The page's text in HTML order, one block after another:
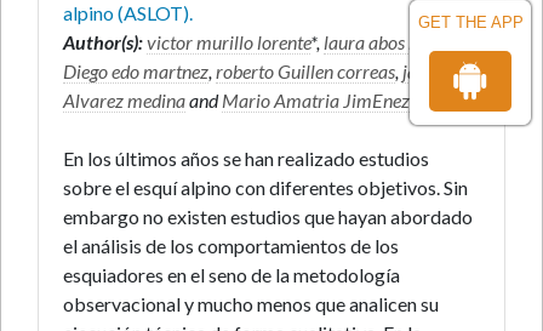
GET THE APP
alpino (ASLOT).
Author(s):victor murillo lorente*, laura abos bassa
Diego edo martnez,roberto Guillen correas, javier
Alvarez medinaandMario Amatria JimEnez
En los últimos años se han realizado estudios
sobre el esquí alpino con diferentes objetivos. Sin
embargo no existen estudios que hayan abordado
el análisis de los comportamientos de los
esquiadores en el seno de la metodología
observacional y mucho menos que analicen su